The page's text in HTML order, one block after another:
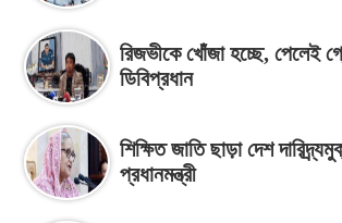
রিজভীকে খোঁজা হচ্ছে, পেলেই
ডিবিপ্রধান
শিক্ষিত জাতি ছাড়া দেশ
প্রধানমন্ত্রী